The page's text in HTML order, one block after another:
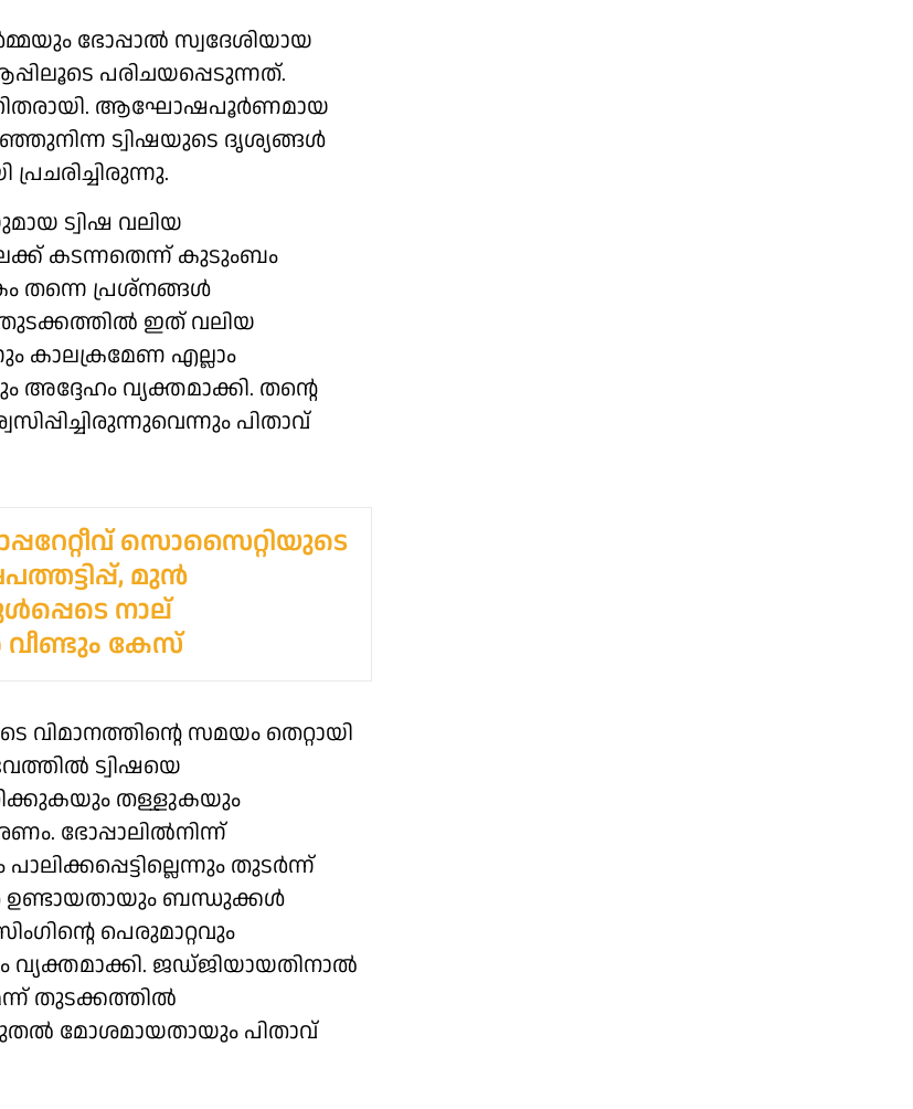
ഭോപ്പാൽ സ്വദേശിയായ
പരിചയപ്പെടുന്നത്.
ആഘോഷപൂർണമായ
ട്വിഷയുടെ ദൃശ്യങ്ങൾ
ട്വിഷ വലിയ
കടന്നതെന്ന് കുടുംബം
തന്നെ പ്രശ്നങ്ങൾ
തുടക്കത്തിൽ ഇത് വലിയ
കാലക്രമേണ എല്ലാം
വ്യക്തമാക്കി. തന്റെ
പിതാവ്
സൊസൈറ്റിയുടെ
മുൻ
നാല്
വീണ്ടും കേസ്
സമയം തെറ്റായി
ട്വിഷയെ
തള്ളുകയും
ഭോപ്പാലിൽനിന്ന്
തുടർന്ന്
ഉണ്ടായതായും ബന്ധുക്കൾ
പെരുമാറ്റവും
ജഡ്ജിയായതിനാൽ
തുടക്കത്തിൽ
മോശമായതായും പിതാവ്